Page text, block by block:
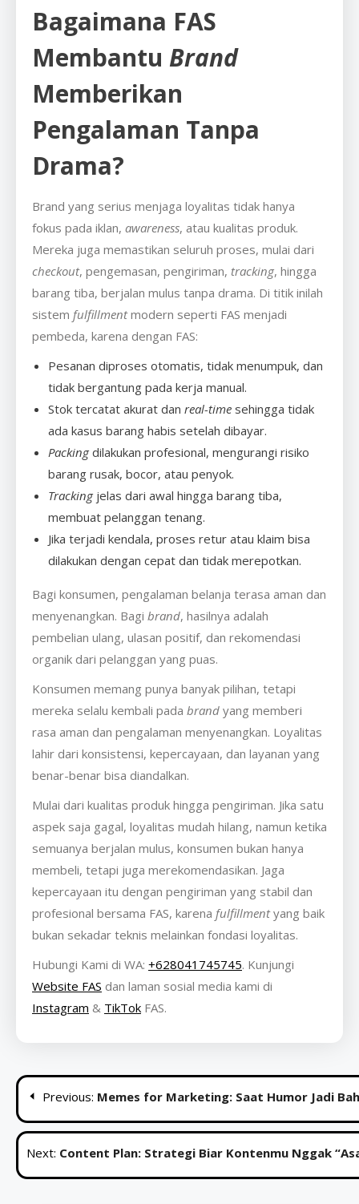
Bagaimana FAS
Membantu Brand
Memberikan
Pengalaman Tanpa
Drama?
Brand yang serius menjaga loyalitas tidak hanya
fokus pada iklan, awareness, atau kualitas produk.
Mereka juga memastikan seluruh proses, mulai dari
checkout, pengemasan, pengiriman, tracking, hingga
barang tiba, berjalan mulus tanpa drama. Di titik inilah
sistem fulfillmentmodern seperti FAS menjadi
pembeda, karena dengan FAS:
Pesanan diproses otomatis, tidak menumpuk, dan
tidak bergantung pada kerja manual.
Stok tercatat akurat dan real-time sehingga tidak
ada kasus barang habis setelah dibayar.
Packingdilakukan profesional, mengurangi risiko
barang rusak, bocor, atau penyok.
Tracking jelas dari awal hingga barang tiba,
membuat pelanggan tenang.
Jika terjadi kendala, proses retur atau klaim bisa
dilakukan dengan cepat dan tidak merepotkan.
Bagi konsumen, pengalaman belanja terasa aman dan
menyenangkan. Bagi brand, hasilnya adalah
pembelian ulang, ulasan positif, dan rekomendasi
organik dari pelanggan yang puas.
Konsumen memang punya banyak pilihan, tetapi
mereka selalu kembali pada brand yang memberi
rasa aman dan pengalaman menyenangkan. Loyalitas
lahir dari konsistensi, kepercayaan, dan layanan yang
benar-benar bisa diandalkan.
Mulai dari kualitas produk hingga pengiriman. Jika satu
aspek saja gagal, loyalitas mudah hilang, namun ketika
semuanya berjalan mulus, konsumen bukan hanya
membeli, tetapi juga merekomendasikan. Jaga
kepercayaan itu dengan pengiriman yang stabil dan
profesional bersama FAS, karena fulfillmentyang baik
bukan sekadar teknis melainkan fondasi loyalitas.
Hubungi Kami di WA: +628041745745. Kunjungi
Website FAS dan laman sosial media kami di
Instagram & TikTok FAS.
Post
navigation
Previous: Memes for Marketing: Saat Humor Jadi
Next: Content Plan: Strategi Biar Kontenmu Nggak